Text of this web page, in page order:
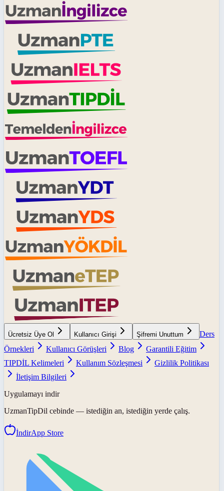
Ücretsiz Üye Ol Kullanıcı Girişi Şifremi Unuttum
Ders
Örnekleri
Kullanıcı Görüşleri Blog
Garantili Eğitim
TIPDİL Kelimeleri
Kullanım Sözleşmesi
Gizlilik Politikası
İletişim Bilgileri
Uygulamayı indir
UzmanTipDil cebinde — istediğin an, istediğin yerde çalış.
İndirApp Store